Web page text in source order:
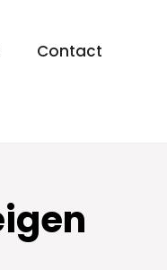
Contact